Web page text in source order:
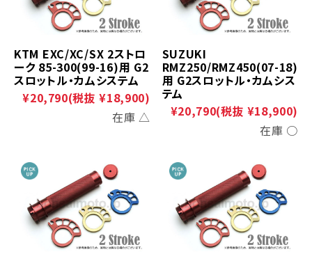
KTM EXC/XC/SX 2ストロ
ーク 85-300(99-16)用 G2
スロットル・カムシステム
¥20,790(税抜 ¥18,900)
在庫 △
SUZUKI
RMZ250/RMZ450(07-18)
用 G2スロットル・カムシス
テム
¥20,790(税抜 ¥18,900)
在庫 ○